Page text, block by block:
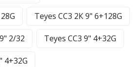
Teyes CC3 2К 9" 6+128G
2/32 Teyes CC3 9" 4+32G
4+32G